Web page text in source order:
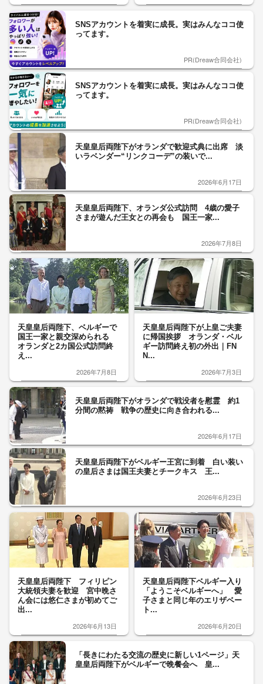
SNSアカウントを着実に成長。実はみんなココ使
ってます。
PR(Dreaw合同会社)
SNSアカウントを着実に成長。実はみんなココ使
ってます。
PR(Dreaw合同会社)
天皇皇后両陛下がオランダで歓迎式典に出席 淡
いラベンダー“リンクコーデ”の装いで...
2026年6月17日
天皇皇后両陛下、オランダ公式訪問 4歳の愛子
さまが遊んだ王女との再会も 国王一家...
2026年7月8日
天皇皇后両陛下、ベルギーで
国王一家と親交深められる
オランダと2カ国公式訪問終
え...
2026年7月8日
天皇皇后両陛下が上皇ご夫妻
に帰国挨拶 オランダ・ベル
ギー訪問終え初の外出｜FN
N...
2026年7月3日
天皇皇后両陛下がオランダで戦没者を慰霊 約1
分間の黙祷 戦争の歴史に向き合われる...
2026年6月17日
天皇皇后両陛下がベルギー王宮に到着 白い装い
の皇后さまは国王夫妻とチークキス 王...
2026年6月23日
天皇皇后両陛下 フィリピン
大統領夫妻を歓迎 宮中晩さ
ん会には悠仁さまが初めてご
出...
2026年6月13日
天皇皇后両陛下ベルギー入り
「ようこそベルギーへ」 愛
子さまと同じ年のエリザベー
ト...
2026年6月20日
「長きにわたる交流の歴史に新しい1ページ」天
皇皇后両陛下がベルギーで晩餐会へ 皇...